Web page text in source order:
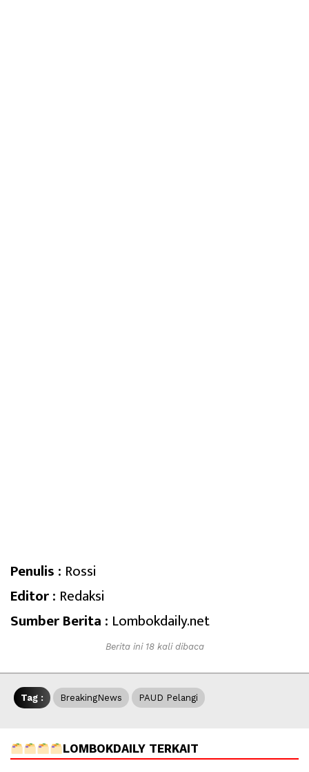
Penulis : Rossi
Editor : Redaksi
Sumber Berita : Lombokdaily.net
Berita ini 18 kali dibaca
Tag : BreakingNews PAUD Pelangi
LOMBOKDAILY TERKAIT